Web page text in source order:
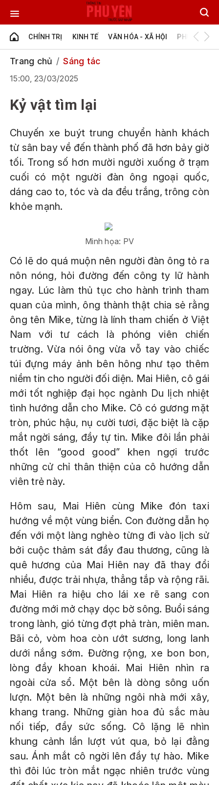
CHÍNH TRỊ KINH TẾ VĂN HÓA - XÃ HỘI PHÚ YÊN -
Trang chủ Sáng tác
15:00, 23/03/2025
Kỷ vật tìm lại
Chuyến xe buýt trung chuyển hành khách
từ sân bay về đến thành phố đã hơn bảy giờ
tối. Trong số hơn mười người xuống ở trạm
cuối có một người đàn ông ngoại quốc,
dáng cao to, tóc và da đều trắng, trông còn
khỏe mạnh.
Minh họa: PV
Có lẽ do quá muộn nên người đàn ông tỏ ra
nôn nóng, hỏi đường đến công ty lữ hành
ngay. Lúc làm thủ tục cho hành trình tham
quan của mình, ông thành thật chia sẻ rằng
ông tên Mike, từng là lính tham chiến ở Việt
Nam với tư cách là phóng viên chiến
trường. Vừa nói ông vừa vỗ tay vào chiếc
túi đựng máy ảnh bên hông như tạo thêm
niềm tin cho người đối diện. Mai Hiên, cô gái
mới tốt nghiệp đại học ngành Du lịch nhiệt
tình hướng dẫn cho Mike. Cô có gương mặt
tròn, phúc hậu, nụ cười tươi, đặc biệt là cặp
mắt ngời sáng, đầy tự tin. Mike đôi lần phải
thốt lên “good good” khen ngợi trước
những cử chỉ thân thiện của cô hướng dẫn
viên trẻ này.
Hôm sau, Mai Hiên cùng Mike đón taxi
hướng về một vùng biển. Con đường dẫn họ
đến với một làng nghèo từng đi vào lịch sử
bởi cuộc thảm sát đầy đau thương, cũng là
quê hương của Mai Hiên nay đã thay đổi
nhiều, được trải nhựa, thẳng tắp và rộng rãi.
Mai Hiên ra hiệu cho lái xe rẽ sang con
đường mới mở chạy dọc bờ sông. Buổi sáng
trong lành, gió từng đợt phả tràn, miên man.
Bãi cỏ, vòm hoa còn ướt sương, long lanh
dưới nắng sớm. Đường rộng, xe bon bon,
lòng đầy khoan khoái. Mai Hiên nhìn ra
ngoài cửa sổ. Một bên là dòng sông uốn
lượn. Một bên là những ngôi nhà mới xây,
khang trang. Những giàn hoa đủ sắc màu
nối tiếp, đầy sức sống. Cô lặng lẽ nhìn
khung cảnh lần lượt vút qua, bỏ lại đằng
sau. Ánh mắt cô ngời lên đầy tự hào. Mike
thì đôi lúc tròn mắt ngạc nhiên trước vùng